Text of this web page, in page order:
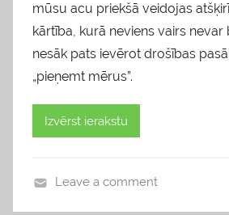
mūsu acu priekšā veidojas
kārtība, kurā neviens vairs nevar
nesāk pats ievērot drošības
„pieņemt mērus”.
Izvērst ierakstu
Leave a comment